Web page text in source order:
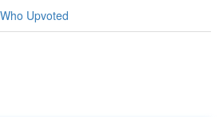
Who Upvoted